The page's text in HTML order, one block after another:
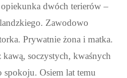
dwóch terierów –
Zawodowo
Prywatnie żona i matka.
soczystych, kwaśnych
spokoju. Osiem lat temu